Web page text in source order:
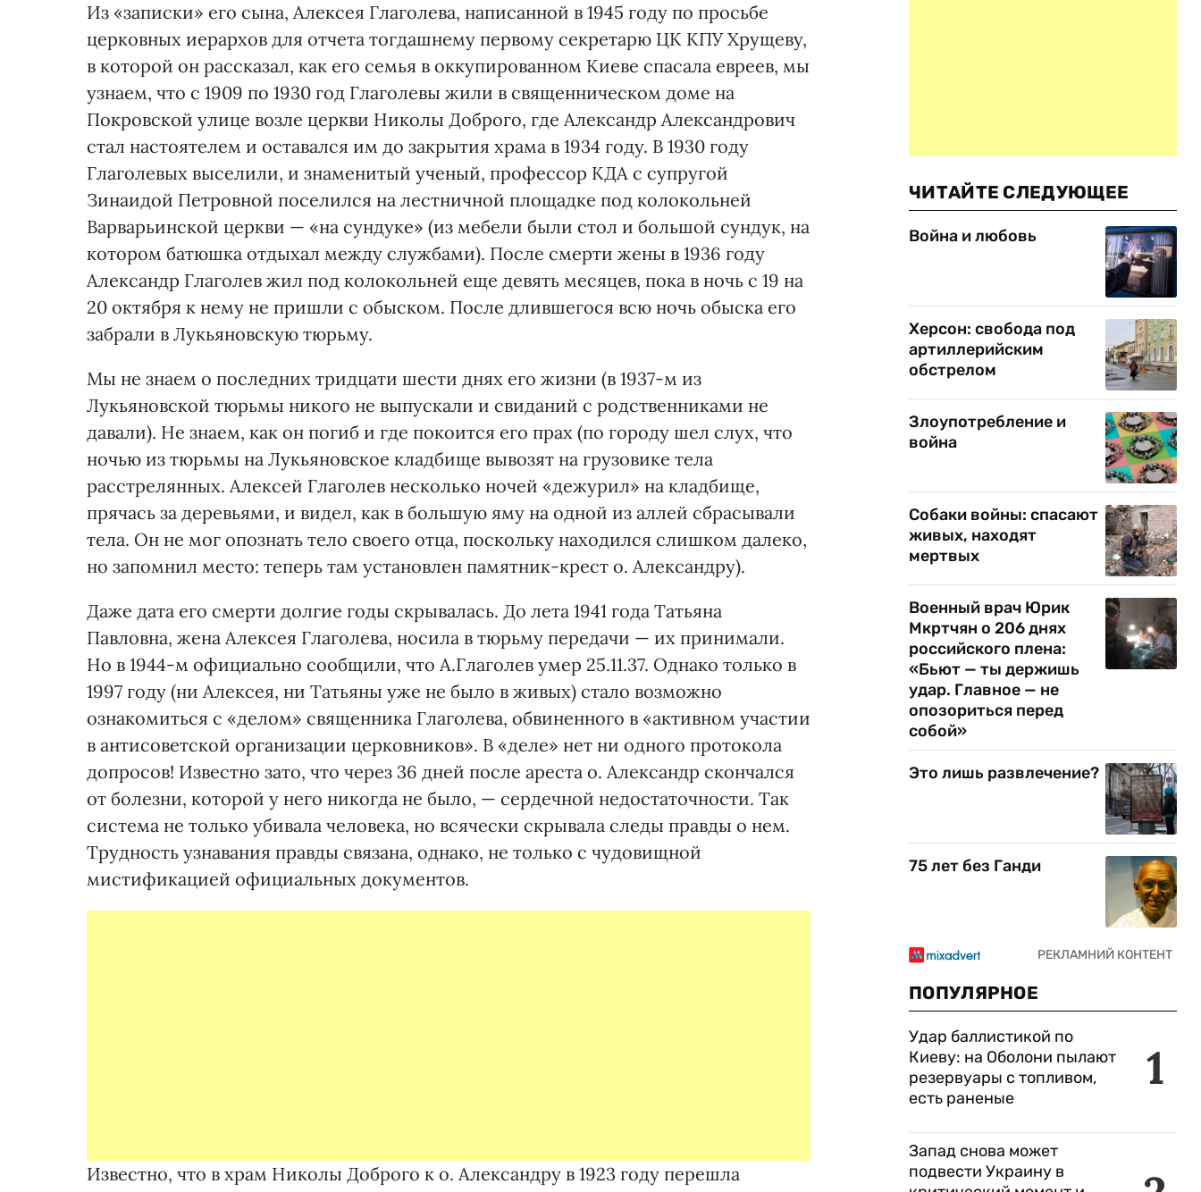
Из «записки» его сына, Алексея Глаголева, написанной в 1945 году по просьбе
церковных иерархов для отчета тогдашнему первому секретарю ЦК КПУ Хрущеву,
в которой он рассказал, как его семья в оккупированном Киеве спасала евреев, мы
узнаем, что с 1909 по 1930 год Глаголевы жили в священническом доме на
Покровской улице возле церкви Николы Доброго, где Александр Александрович
стал настоятелем и оставался им до закрытия храма в 1934 году. В 1930 году
Глаголевых выселили, и знаменитый ученый, профессор КДА с супругой
Зинаидой Петровной поселился на лестничной площадке под колокольней
Варварьинской церкви — «на сундуке» (из мебели были стол и большой сундук, на
котором батюшка отдыхал между службами). После смерти жены в 1936 году
Александр Глаголев жил под колокольней еще девять месяцев, пока в ночь с 19 на
20 октября к нему не пришли с обыском. После длившегося всю ночь обыска его
забрали в Лукьяновскую тюрьму.
Мы не знаем о последних тридцати шести днях его жизни (в 1937-м из
Лукьяновской тюрьмы никого не выпускали и свиданий с родственниками не
давали). Не знаем, как он погиб и где покоится его прах (по городу шел слух, что
ночью из тюрьмы на Лукьяновское кладбище вывозят на грузовике тела
расстрелянных. Алексей Глаголев несколько ночей «дежурил» на кладбище,
прячась за деревьями, и видел, как в большую яму на одной из аллей сбрасывали
тела. Он не мог опознать тело своего отца, поскольку находился слишком далеко,
но запомнил место: теперь там установлен памятник-крест о. Александру).
Даже дата его смерти долгие годы скрывалась. До лета 1941 года Татьяна
Павловна, жена Алексея Глаголева, носила в тюрьму передачи — их принимали.
Но в 1944-м официально сообщили, что А.Глаголев умер 25.11.37. Однако только в
1997 году (ни Алексея, ни Татьяны уже не было в живых) стало возможно
ознакомиться с «делом» священника Глаголева, обвиненного в «активном участии
в антисоветской организации церковников». В «деле» нет ни одного протокола
допросов! Известно зато, что через 36 дней после ареста о. Александр скончался
от болезни, которой у него никогда не было, — сердечной недостаточности. Так
система не только убивала человека, но всячески скрывала следы правды о нем.
Трудность узнавания правды связана, однако, не только с чудовищной
мистификацией официальных документов.
Известно, что в храм Николы Доброго к о. Александру в 1923 году перешла
ЧИТАЙТЕ СЛЕДУЮЩЕЕ
Война и любовь
Херсон: свобода под
артиллерийским
обстрелом
Злоупотребление и
война
Собаки войны: спасают
живых, находят
мертвых
Военный врач Юрик
Мкртчян о 206 днях
российского плена:
«Бьют — ты держишь
удар. Главное — не
опозориться перед
собой»
Это лишь развлечение?
75 лет без Ганди
ПОПУЛЯРНОЕ
1
Удар баллистикой по
Киеву: на Оболони пылают
резервуары с топливом,
есть раненые
Запад снова может
подвести Украину в